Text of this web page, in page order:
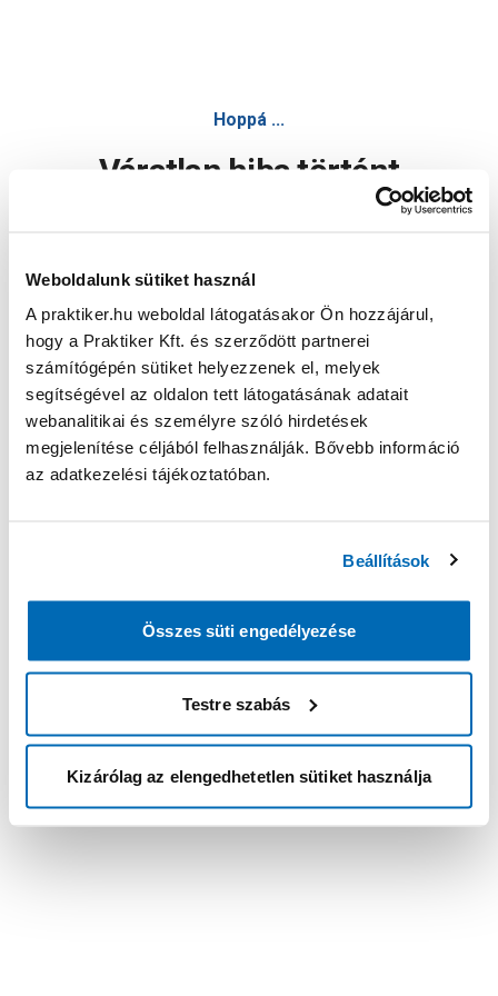
Weboldalunk sütiket használ
A praktiker.hu weboldal látogatásakor Ön hozzájárul,
hogy a Praktiker Kft. és szerződött partnerei
számítógépén sütiket helyezzenek el, melyek
segítségével az oldalon tett látogatásának adatait
webanalitikai és személyre szóló hirdetések
megjelenítése céljából felhasználják. Bővebb információ
az adatkezelési tájékoztatóban.
Beállítások
Összes süti engedélyezése
Testre szabás
Kizárólag az elengedhetetlen sütiket használja
Hoppá ...
Váratlan hiba történt
Oldal újratöltése